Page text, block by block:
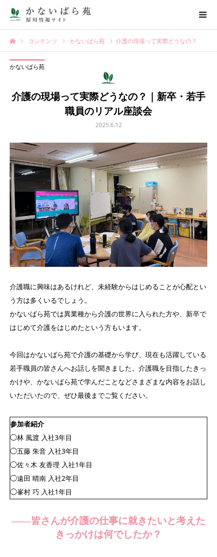
コンテンツ かないばら苑 介護の現場って実際どうなの？｜新卒・若手職員のリアル座談会
かないばら苑
介護の現場って実際どうなの？｜新卒・若手
職員のリアル座談会
2025.6.12
介護職に興味はあるけれど、未経験からはじめることが心配とい
う方は多くいるでしょう。
かないばら苑では異業種から介護の世界に入られた方や、新卒で
はじめて介護をはじめたという方もいます。
今回はかないばら苑で介護の基礎から学び、現在も活躍している
若手職員の皆さんへお話しを聞きました。介護職を目指したきっ
かけや、かないばら苑で学んだことなどさまざまな内容をお話し
いただいたので、ぜひ最後までご覧ください。
参加者紹介
◯林 風渡 入社3年目
◯五藤 朱音 入社3年目
◯佐々木 友香理 入社1年目
◯遠田 晴南 入社2年目
◯峯村 巧 入社1年目
——皆さんが介護の仕事に就きたいと考えた
きっかけは何でしたか？